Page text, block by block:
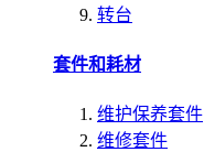
转台
套件和耗材
维护保养套件
维修套件